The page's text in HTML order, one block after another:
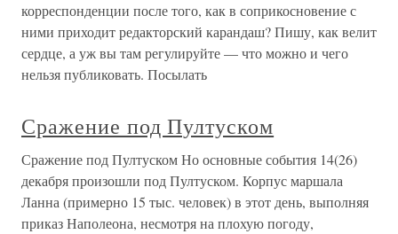
корреспонденции после того, как в соприкосновение с
ними приходит редакторский карандаш? Пишу, как велит
сердце, а уж вы там регулируйте — что можно и чего
нельзя публиковать. Посылать
Сражение под Пултуском
Сражение под Пултуском Но основные события 14(26)
декабря произошли под Пултуском. Корпус маршала
Ланна (примерно 15 тыс. человек) в этот день, выполняя
приказ Наполеона, несмотря на плохую погоду,